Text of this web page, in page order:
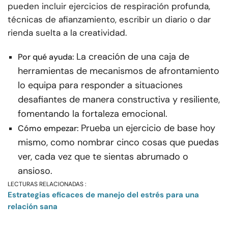
pueden incluir ejercicios de respiración profunda,
técnicas de afianzamiento, escribir un diario o dar
rienda suelta a la creatividad.
Por qué ayuda: La creación de una caja de
herramientas de mecanismos de afrontamiento
lo equipa para responder a situaciones
desafiantes de manera constructiva y resiliente,
fomentando la fortaleza emocional.
Cómo empezar: Prueba un ejercicio de base hoy
mismo, como nombrar cinco cosas que puedas
ver, cada vez que te sientas abrumado o
ansioso.
LECTURAS RELACIONADAS :
Estrategias eficaces de manejo del estrés para una
relación sana